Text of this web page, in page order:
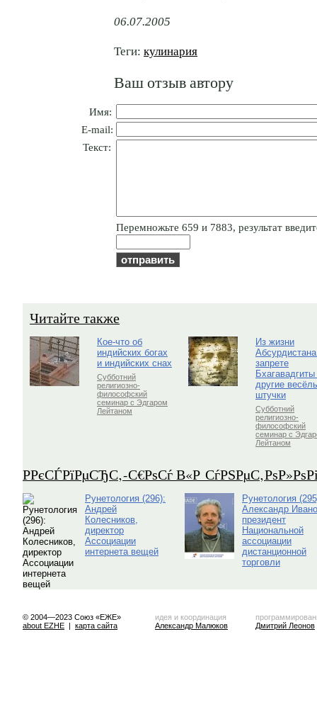
06.07.2005
Теги: кулинария
Ваш отзыв автору
Имя:
E-mail:
Текст:
Пepeмнoжьтe 659 и 7883, результат
Читайте также
Кое-что об
индийских богах
и индийских снах
Субботний
религиозно-
философский
семинар с Эдгаром
Лейтаном
Из жизни
запрете
Бхагавадгиты
другие
штучки
Субботний
религиозно-
философский
семинар с
Лейтаном
Р­РєСЃРїРµСЂС‚-С€РѕСѓ В«Р
Рунетология (296):
Андрей
Колесников,
директор
Ассоциации
интернета вещей
Рунетология
Александр
президент
Национальной
ассоциации
дистанционной
торговли
© 2004—2023 Союз «ЕЖЕ»
about EZHE | карта сайта
идея и координация
Александр Малюков
Дмитрий Леонов